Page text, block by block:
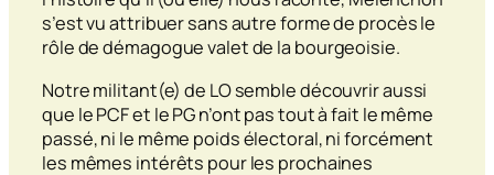
s’est vu attribuer sans autre forme de procès le
rôle de démagogue valet de la bourgeoisie.
Notre militant(e) de LO semble découvrir aussi
que le PCF et le PG n’ont pas tout à fait le même
passé, ni le même poids électoral, ni forcément
les mêmes intérêts pour les prochaines